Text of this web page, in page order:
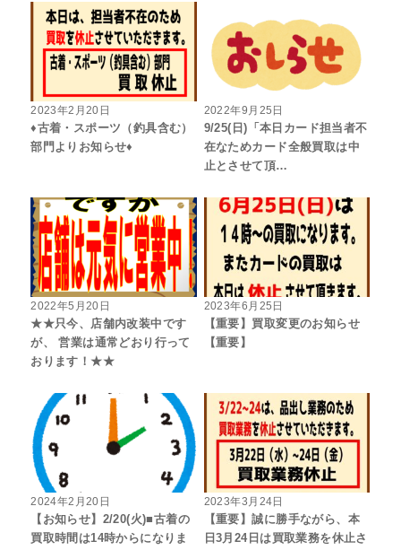
2023年2月20日
♦古着・スポーツ（釣具含む）
部門よりお知らせ♦
2022年9月25日
9/25(日)「本日カード担当者不
在なためカード全般買取は中
止とさせて頂…
2022年5月20日
★★只今、店舗内改装中です
が、 営業は通常どおり行って
おります！★★
2023年6月25日
【重要】買取変更のお知らせ
【重要】
2024年2月20日
【お知らせ】2/20(火)■古着の
買取時間は14時からになりま
2023年3月24日
【重要】誠に勝手ながら、本
日3月24日は買取業務を休止さ